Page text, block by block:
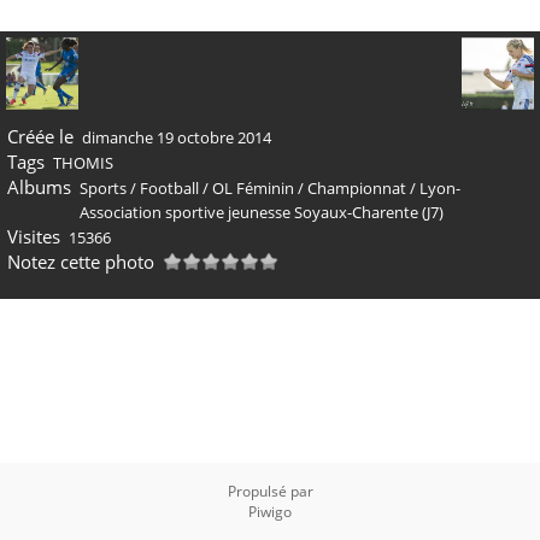
Créée le dimanche 19 octobre 2014
Tags THOMIS
Albums Sports/ Football/OL Féminin /Championnat/ Lyon-
Association sportive jeunesse Soyaux-Charente (J7)
Visites 15366
Notez cette photo
Propulsé par
Piwigo